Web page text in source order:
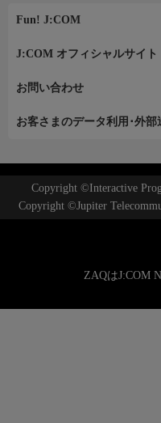
Fun! J:COM
J:COM オフィシャルサイト
お問い合わせ
お客さまのデータ利用･外部
Copyright ©Interactive
Copyright ©Jupiter
ZAQはJ:COM